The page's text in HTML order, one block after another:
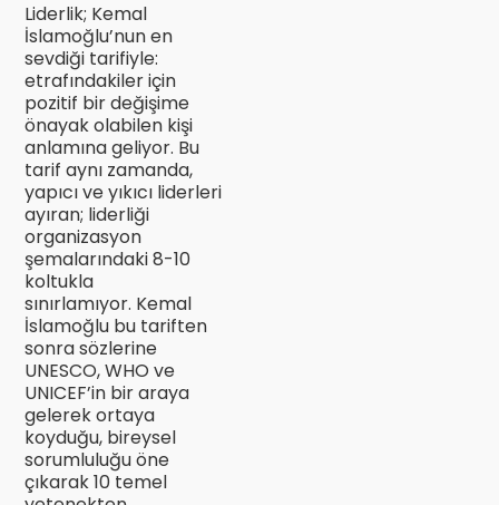
Liderlik; Kemal
İslamoğlu’nun en
sevdiği tarifiyle:
etrafındakiler için
pozitif bir değişime
önayak olabilen kişi
anlamına geliyor. Bu
tarif aynı zamanda,
yapıcı ve yıkıcı liderleri
ayıran; liderliği
organizasyon
şemalarındaki 8-10
koltukla
sınırlamıyor. Kemal
İslamoğlu bu tariften
sonra sözlerine
UNESCO, WHO ve
UNICEF’in bir araya
gelerek ortaya
koyduğu, bireysel
sorumluluğu öne
çıkarak 10 temel